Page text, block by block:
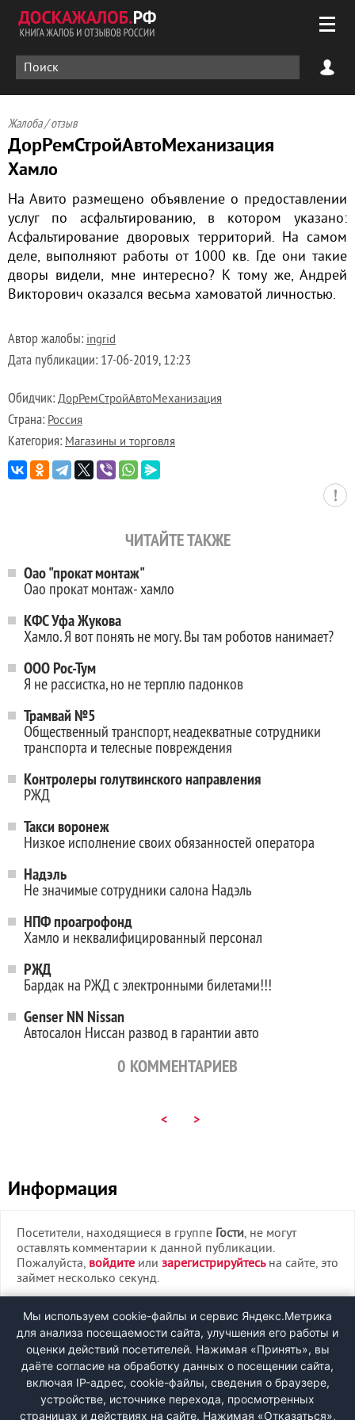
Жалоба / отзыв
ДорРемСтройАвтоМеханизация
Хамло
На Авито размещено объявление о предоставлении
услуг по асфальтированию, в котором указано:
Асфальтирование дворовых территорий. На самом
деле, выполняют работы от 1000 кв. Где они такие
дворы видели, мне интересно? К тому же, Андрей
Викторович оказался весьма хамоватой личностью.
Автор жалобы: ingrid
Дата публикации: 17-06-2019, 12:23
Обидчик: ДорРемСтройАвтоМеханизация
Страна: Россия
Категория: Магазины и торговля
ЧИТАЙТЕ ТАКЖЕ
Оао "прокат монтаж"
Оао прокат монтаж- хамло
КФС Уфа Жукова
Хамло. Я вот понять не могу. Вы там роботов нанимает?
ООО Рос-Тум
Я не рассистка, но не терплю падонков
Трамвай №5
Общественный транспорт, неадекватные сотрудники
транспорта и телесные повреждения
Контролеры голутвинского направления
РЖД
Такси воронеж
Низкое исполнение своих обязанностей оператора
Надэль
Не значимые сотрудники салона Надэль
НПФ проагрофонд
Хамло и неквалифицированный персонал
РЖД
Бардак на РЖД с электронными билетами!!!
Genser NN Nissan
Автосалон Ниссан развод в гарантии авто
0 КОММЕНТАРИЕВ
< >
Информация
Посетители, находящиеся в группе Гости, не могут
оставлять комментарии к данной публикации.
Пожалуйста, войдите или зарегистрируйтесьна сайте, это
займет несколько секунд.
ВХОД
РЕГИСТРАЦИЯ
Быстрая регистрациячерез соцсети:
Мы используем cookie-файлы и сервис Яндекс.Метрика
для анализа посещаемости сайта, улучшения его работы и
оценки действий посетителей. Нажимая «Принять», вы
даёте согласие на обработку данных о посещении сайта,
включая IP-адрес, cookie-файлы, сведения о браузере,
устройстве, источнике перехода, просмотренных
страницах и действиях на сайте. Нажимая «Отказаться»,